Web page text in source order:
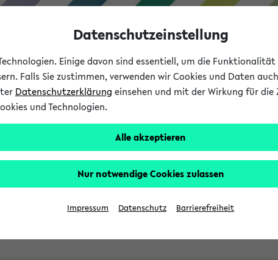
Studium
stattfindende
Suche:
Datenschutzeinstellung
Einige davon sind essentiell, um die
Falls Sie zustimmen, verwenden wir Cookies und Daten
Datenschutzerklärung einsehen und mit der Wirkung für
und Technologien.
Alle akzeptieren
Nur notwendige Cookies zulassen
Impressum Datenschutz Barrierefreiheit